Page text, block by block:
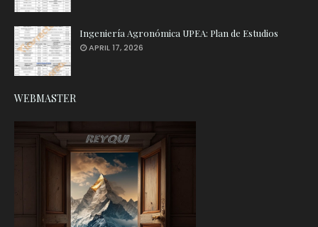
Ingeniería Agronómica UPEA: Plan de Estudios
APRIL 17, 2026
WEBMASTER